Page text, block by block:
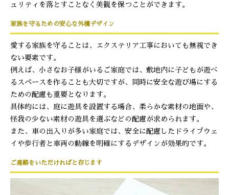
ュリティを落とすことなく美観を保つことができます。
家族を守るための安心な外構デザイン
愛する家族を守ることは、エクステリア工事においても無視でき
ない要素です。
例えば、小さなお子様がいるご家庭では、敷地内に子どもが遊べ
るスペースを作ることも大切ですが、同時に安全な遊び場にする
ための配慮も重要となります。
具体的には、庭に遊具を設置する場合、柔らかな素材の地面や、
怪我の少ない素材の遊具を選ぶなどの配慮が求められます。
また、車の出入りが多い家庭では、安全に配慮したドライブウェ
イや歩行者と車両の動線を明確にするデザインが効果的です。
ご連絡をいただければと存じます